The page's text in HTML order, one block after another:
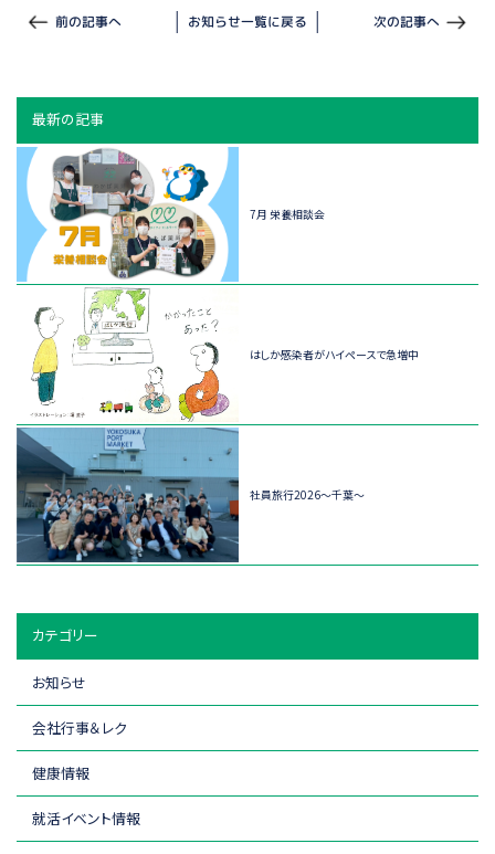
前の記事へ お知らせ一覧に戻る 次の記事へ
最新の記事
7月 栄養相談会
はしか感染者がハイペースで急増中
社員旅行2026～千葉～
カテゴリー
お知らせ
会社行事＆レク
健康情報
就活イベント情報